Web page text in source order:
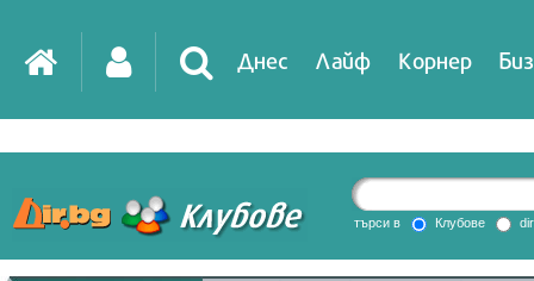
Днес Лайф Корнер
DirTV Impressio
търси в Клубове